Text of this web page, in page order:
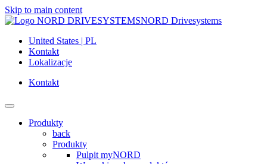
Skip to main content
NORD Drivesystems
United States | PL
Kontakt
Lokalizacje
Kontakt
Produkty
back
Produkty
Pulpit myNORD